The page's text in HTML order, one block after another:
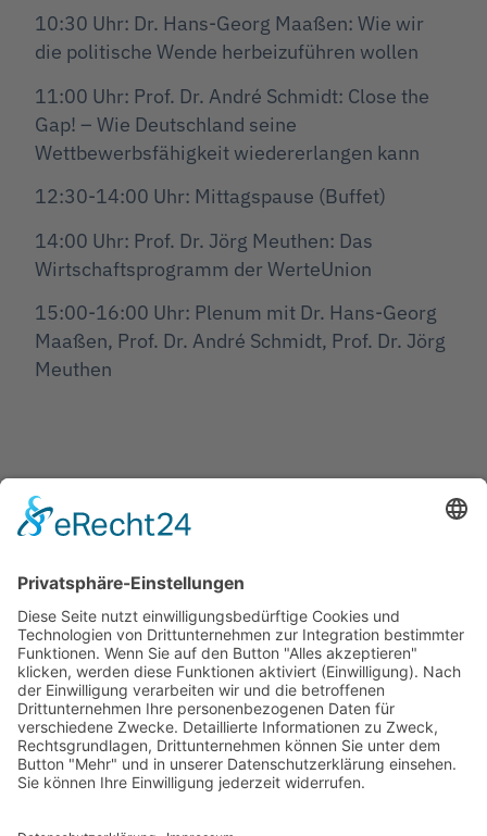
10:30 Uhr: Dr. Hans-Georg Maaßen: Wie wir
die politische Wende herbeizuführen wollen
11:00 Uhr: Prof. Dr. André Schmidt: Close the
Gap! – Wie Deutschland seine
Wettbewerbsfähigkeit wiedererlangen kann
12:30-14:00 Uhr: Mittagspause (Buffet)
14:00 Uhr: Prof. Dr. Jörg Meuthen: Das
Wirtschaftsprogramm der WerteUnion
15:00-16:00 Uhr: Plenum mit Dr. Hans-Georg
Maaßen, Prof. Dr. André Schmidt, Prof. Dr. Jörg
Meuthen
Jetzt teilen
Facebook Twitter
Pinterest WhatsApp Telegram
XING Email